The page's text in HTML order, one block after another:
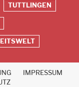
TUTTLINGEN
IMPRESSUM